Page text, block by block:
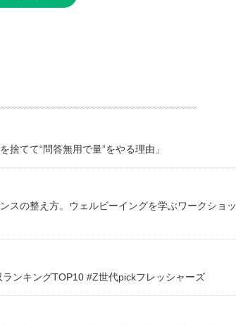
てて“問答無用で量”をやる理由」
スの整え方。ウェルビーイングを学ぶワークショッ
ンキングTOP10 #Z世代pickフレッシャーズ